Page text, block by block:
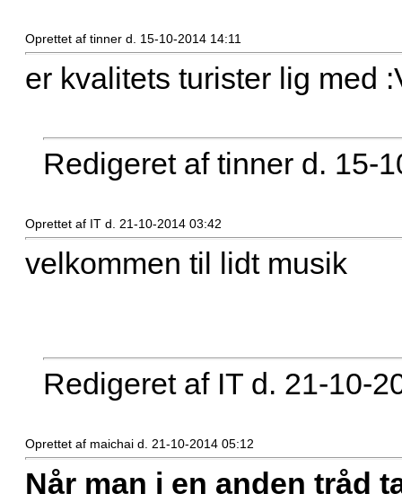
Oprettet af tinner d. 15-10-2014 14:11
er kvalitets turister lig med
Redigeret af tinner d. 15-
Oprettet af IT d. 21-10-2014 03:42
velkommen til lidt musik
Redigeret af IT d. 21-10-
Oprettet af maichai d. 21-10-2014 05:12
Når man i en anden tråd